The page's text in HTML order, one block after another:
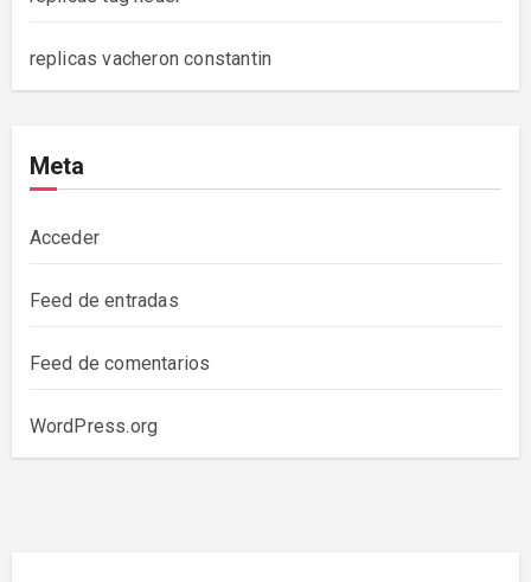
replicas vacheron constantin
Meta
Acceder
Feed de entradas
Feed de comentarios
WordPress.org